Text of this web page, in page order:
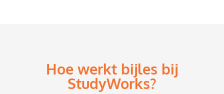
Hoe werkt bijles bij
StudyWorks?